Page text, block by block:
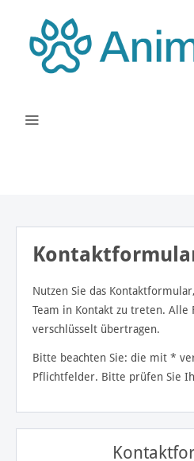
Nutzen Sie das
Team in Kontakt zu treten. Alle
verschlüsselt übertragen.
Bitte beachten Sie: die mit *
Pflichtfelder. Bitte prüfen Sie